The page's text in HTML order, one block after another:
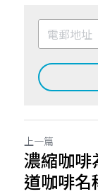
上一篇
濃縮咖啡
道咖啡名